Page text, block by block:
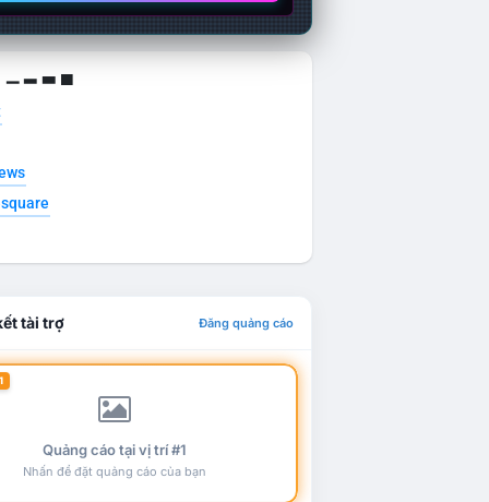
▁ ▂ ▃ ▄
tài trợ Đăng quảng cáo
Quảng cáo tại vị trí #1
Nhấn để đặt quảng cáo của bạn